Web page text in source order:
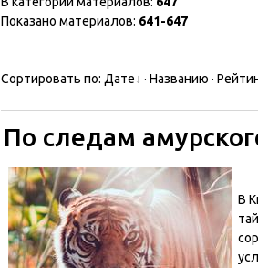
Показано материалов: 641-647
Сортировать по: Дате · Названию ·
По следам
В